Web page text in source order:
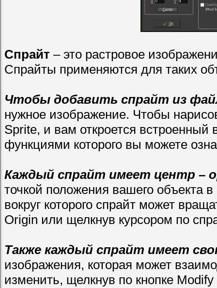
Спрайт – это растровое
Спрайты применяются для таких
Чтобы добавить спрайт из
нужное изображение. Чтобы
Sprite, и вам откроется встроенный
функциями которого вы можете
Каждый спрайт имеет центр –
точкой положения вашего объекта
вокруг которого спрайт может
Origin или щелкнув курсором по
Также каждый спрайт имеет
изображения, которая может
изменить, щелкнув по кнопке